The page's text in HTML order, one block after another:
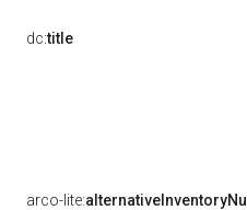
dc:title
arco-lite: